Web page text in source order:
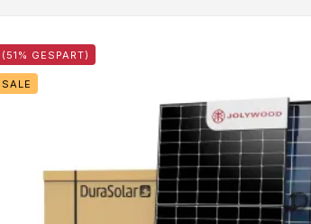
(51% GESPART)
SALE